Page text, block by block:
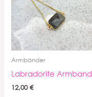
Armbänder
Labradorite Armband
12,00€